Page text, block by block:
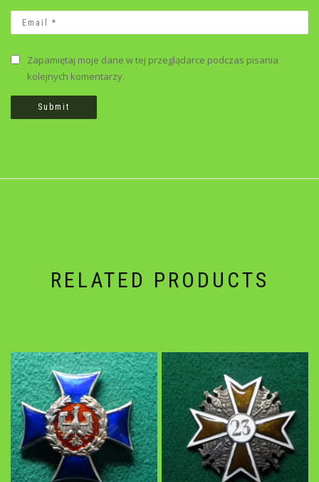
Zapamiętaj moje dane w tej przeglądarce podczas pisania
kolejnych komentarzy.
RELATED PRODUCTS